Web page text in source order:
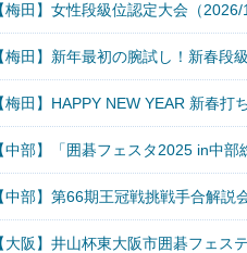
【梅田】女性段級位認定大会（2026/
【梅田】新年最初の腕試し！新春段
【梅田】HAPPY NEW YEAR 新春打
【中部】「囲碁フェスタ2025 in中部
【中部】第66期王冠戦挑戦手合解説
【大阪】井山杯東大阪市囲碁フェス